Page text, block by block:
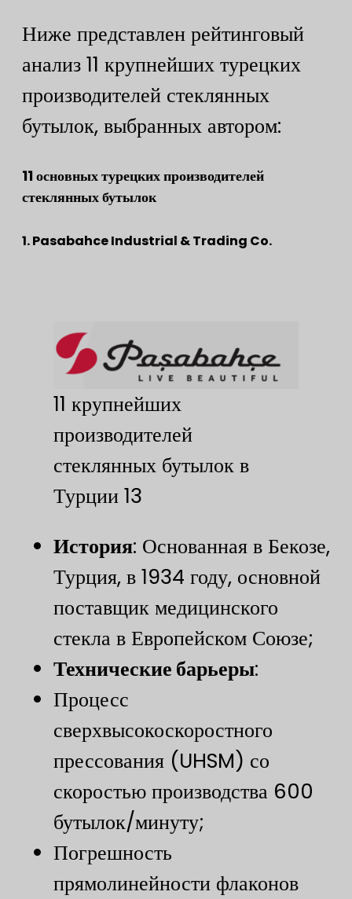
Ниже представлен рейтинговый
анализ 11 крупнейших турецких
производителей стеклянных
бутылок, выбранных автором:
​​11 основных турецких производителей
стеклянных бутылок​
​1. Pasabahce Industrial & Trading Co.​
11 крупнейших
производителей
стеклянных бутылок в
Турции 13
​История​​: Основанная в Бекозе,
Турция, в 1934 году, основной
поставщик медицинского
стекла в Европейском Союзе;
Технические барьеры​:
Процесс
сверхвысокоскоростного
прессования (UHSM) со
скоростью производства 600
бутылок/минуту;
Погрешность
прямолинейности флаконов